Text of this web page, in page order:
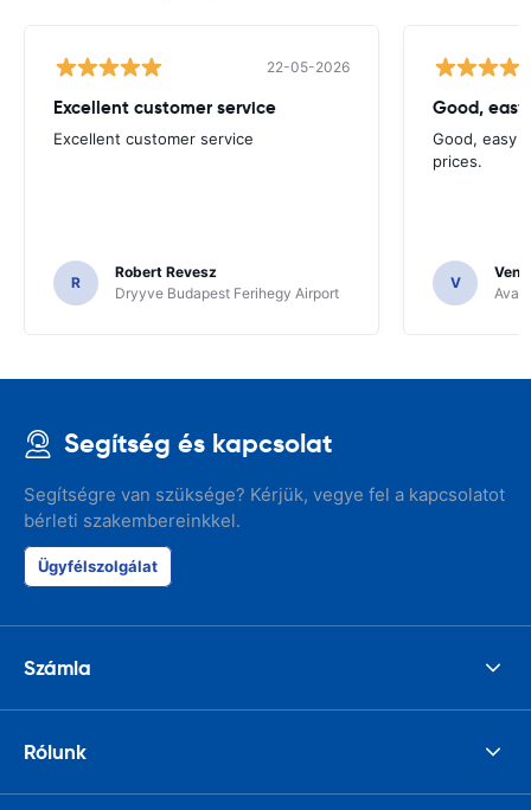
22-05-2026
Excellent customer service
Excellent customer service
R
Robert Revesz
Dryyve Budapest Ferihegy Airport
Good,
Good, easy
prices.
V
Segítség és kapcsolat
Segítségre van szüksége? Kérjük, vegye fel a kapcsolatot
bérleti szakembereinkkel.
Ügyfélszolgálat
Számla
Rólunk